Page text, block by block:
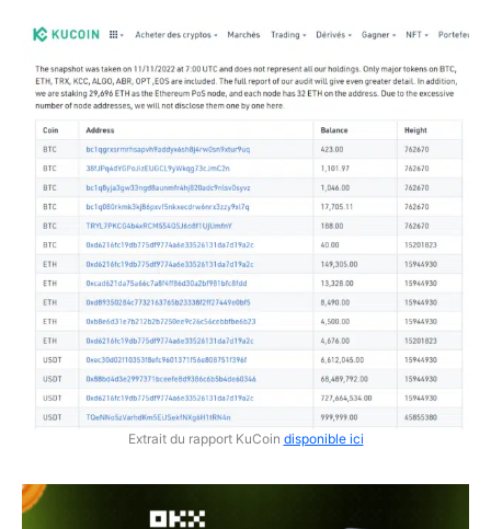
Extrait du rapport KuCoin disponible ici